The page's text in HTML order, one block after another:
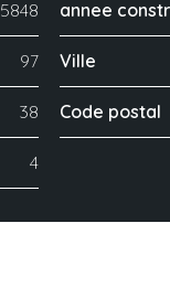
5848
97
38
4
annee
Ville
Code postal